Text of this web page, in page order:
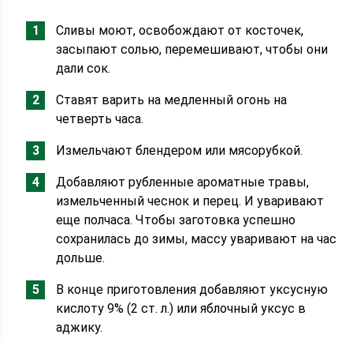
Сливы моют, освобождают от косточек,
засыпают солью, перемешивают, чтобы они
дали сок.
Ставят варить на медленный огонь на
четверть часа.
Измельчают блендером или мясорубкой.
Добавляют рубленные ароматные травы,
измельченный чеснок и перец. И уваривают
еще полчаса. Чтобы заготовка успешно
сохранилась до зимы, массу уваривают на час
дольше.
В конце приготовления добавляют уксусную
кислоту 9% (2 ст. л.) или яблочный уксус в
аджику.